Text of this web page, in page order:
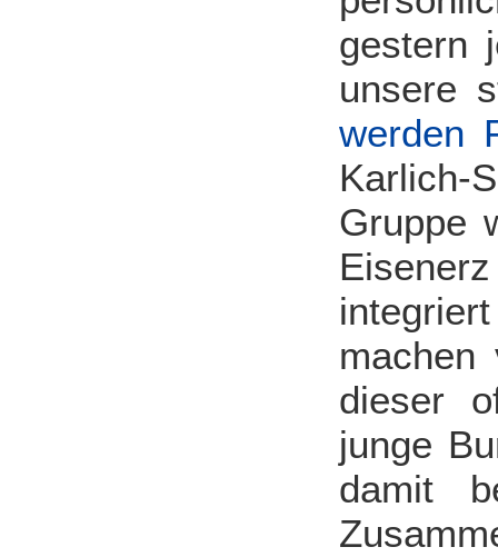
gestern
unsere
werden
Gruppe
dieser
junge
damit